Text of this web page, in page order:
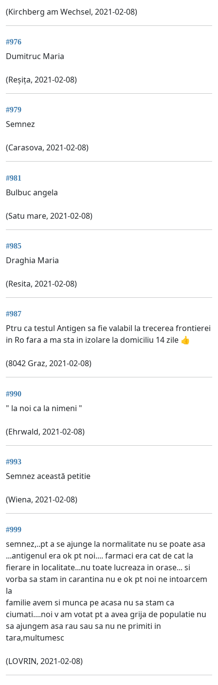
(Kirchberg am Wechsel, 2021-02-08)
#976
Dumitruc Maria
(Reșița, 2021-02-08)
#979
Semnez
(Carasova, 2021-02-08)
#981
Bulbuc angela
(Satu mare, 2021-02-08)
#985
Draghia Maria
(Resita, 2021-02-08)
#987
Ptru ca testul Antigen sa fie valabil la trecerea frontierei
in Ro fara a ma sta in izolare la domiciliu 14 zile 👍
(8042 Graz, 2021-02-08)
#990
" la noi ca la nimeni "
(Ehrwald, 2021-02-08)
#993
Semnez această petitie
(Wiena, 2021-02-08)
#999
semnez,..pt a se ajunge la normalitate nu se poate asa
...antigenul era ok pt noi.... farmaci era cat de cat la
fierare in localitate...nu toate lucreaza in orase... si
vorba sa stam in carantina nu e ok pt noi ne intoarcem
la
familie avem si munca pe acasa nu sa stam ca
ciumati....noi v am votat pt a avea grija de populatie nu
sa ajungem asa rau sau sa nu ne primiti in
tara,multumesc
(LOVRIN, 2021-02-08)